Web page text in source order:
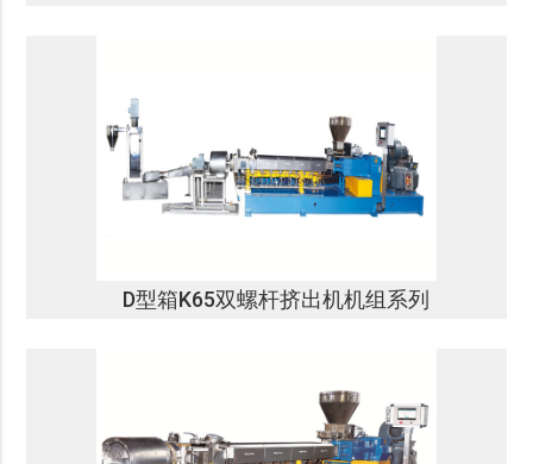
D型箱K65双螺杆挤出机机组系列